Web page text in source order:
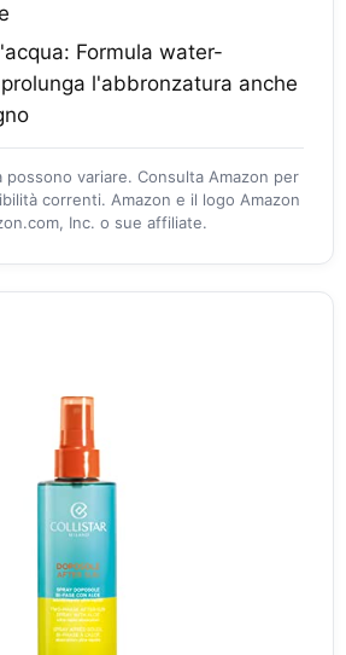
Formula water-
l'abbronzatura anche
possono variare. Consulta Amazon per
correnti. Amazon e il logo Amazon
Inc. o sue affiliate.